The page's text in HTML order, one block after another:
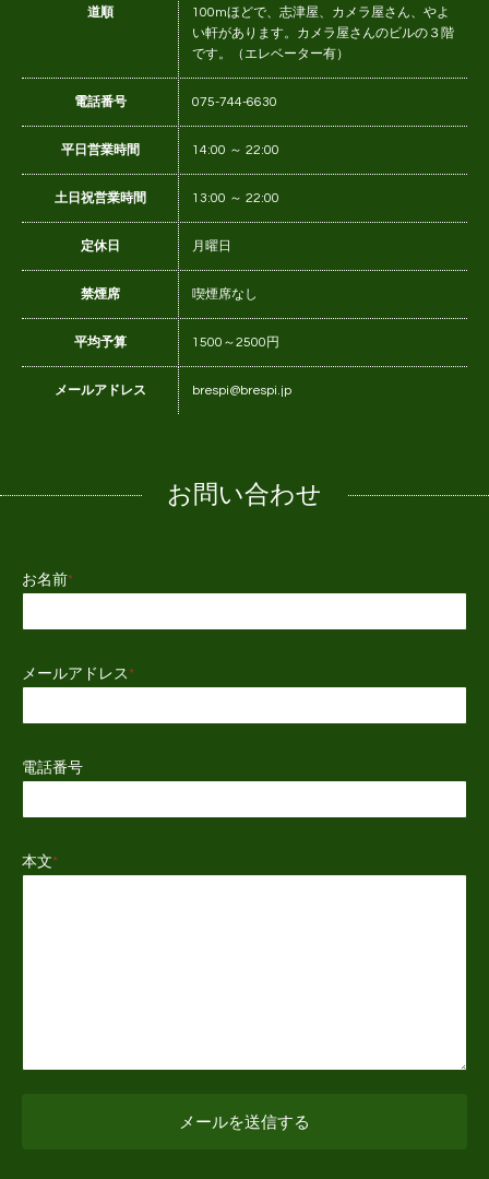
道順
100mほどで、志津屋、カメラ屋さん、やよ
い軒があります。カメラ屋さんのビルの３階
です。（エレベーター有）
電話番号 075-744-6630
平日営業時間 14:00 ～ 22:00
土日祝営業時間 13:00 ～ 22:00
定休日 月曜日
禁煙席 喫煙席なし
平均予算 1500～2500円
メールアドレス brespi@brespi.jp
お問い合わせ
お名前*
メールアドレス *
電話番号
本文*